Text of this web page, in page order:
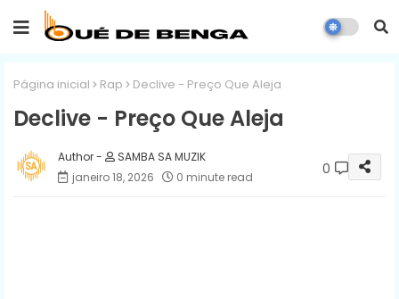
Página inicial Rap Declive - Preço Que Aleja
Declive - Preço Que Aleja
SAMBA SA MUZIK
janeiro 18, 2026
0 minute read 0